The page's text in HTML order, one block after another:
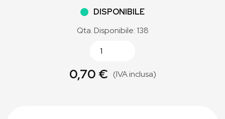
DISPONIBILE
Qta. Disponibile: 138
0,70 € (IVA inclusa)